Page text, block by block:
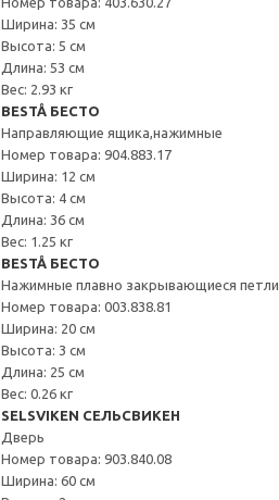
Ширина: 35 см
Высота: 5 см
Длина: 53 см
Вес: 2.93 кг
BESTÅ БЕСТО
Направляющие ящика,нажимные
Номер товара: 904.883.17
Ширина: 12 см
Высота: 4 см
Длина: 36 см
Вес: 1.25 кг
BESTÅ БЕСТО
Нажимные плавно закрывающиеся петли
Номер товара: 003.838.81
Ширина: 20 см
Высота: 3 см
Длина: 25 см
Вес: 0.26 кг
SELSVIKEN СЕЛЬСВИКЕН
Дверь
Номер товара: 903.840.08
Ширина: 60 см